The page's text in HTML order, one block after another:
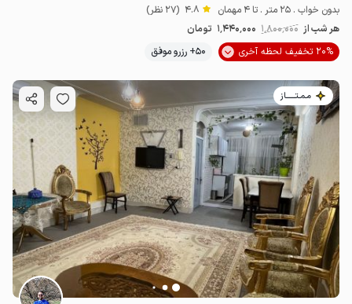
بدون خواب . 25 متر . تا 4 مهمان 4.8 (27 نظر)
هر شب از 1٬800٬000 1٬440٬000 تومان
20% تخفیف لحظه آخری
50+ رزرو موفق
مـمـتــــــاز